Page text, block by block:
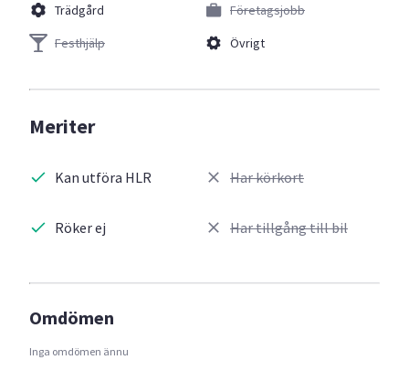
Trädgård
Festhjälp
Företagsjobb
Övrigt
Meriter
Kan utföra HLR
Röker ej
Har körkort
Har tillgång till bil
Omdömen
Inga omdömen ännu